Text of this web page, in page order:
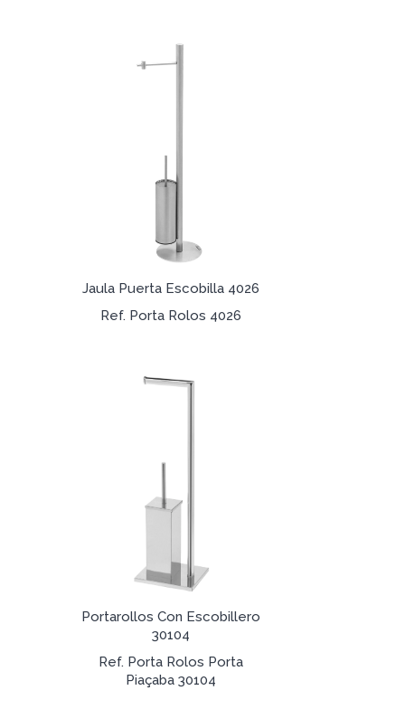
Jaula Puerta Escobilla 4026
Ref. Porta Rolos 4026
Portarollos Con Escobillero
30104
Ref. Porta Rolos Porta
Piaçaba 30104